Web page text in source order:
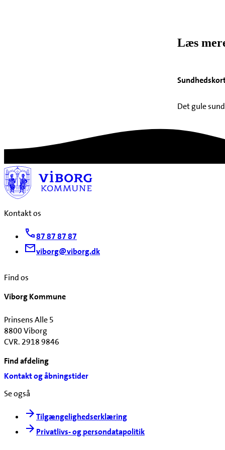
Læs
Det gule
Kontakt os
87 87 87 87
viborg@viborg.dk
Find os
Viborg Kommune
Prinsens Alle 5
8800 Viborg
CVR. 2918 9846
Find afdeling
Kontakt og åbningstider
Se også
Tilgængelighedserklæring
Privatlivs- og persondatapolitik